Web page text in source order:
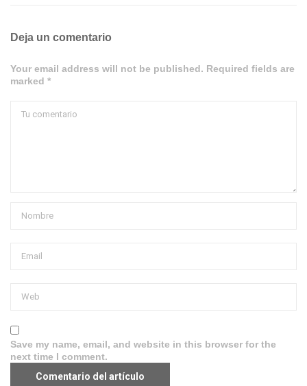
Deja un comentario
Your email address will not be published. Required fields are
marked *
Save my name, email, and website in this browser for the
next time I comment.